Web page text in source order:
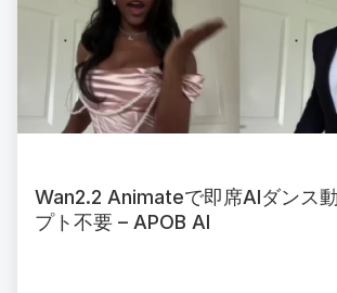
Wan2.2 Animateで即席AIダンス
プト不要 – APOB AI